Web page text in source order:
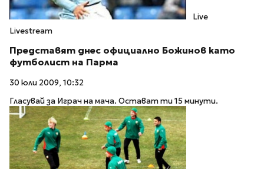
Live
Livestream
Представят днес официално Божинов като
футболист на Парма
30 юли 2009, 10:32
Гласувай за Играч на мача. Остават ти 15 минути.